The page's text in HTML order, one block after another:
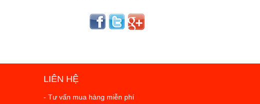
LIÊN HỆ
- Tư vấn mua hàng miễn phí